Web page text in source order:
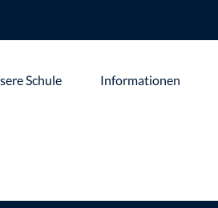
Schule Informationen